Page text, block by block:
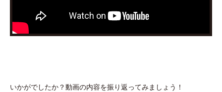
いかがでしたか？動画の内容を振り返ってみましょう！